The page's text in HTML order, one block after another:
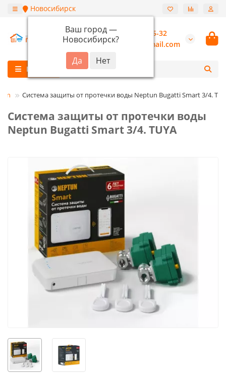
Новосибирск
Ваш город —
Новосибирск?
+7 (913) 987-55-32
burannsk@gmail.com
Каталог
Система защиты от протечки воды Neptun Bugatti Smart 3/4.
Система защиты от протечки воды
Neptun Bugatti Smart 3/4. TUYA